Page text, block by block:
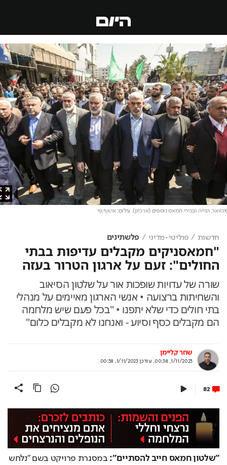
הנייה ובכירי חמאס נוספים (ארכיון). צילום: אי.אף.פי
חדשות פוליטי-מדיני פלשתינים
"חמאסניקים מקבלים עדיפות בבתי
החולים": זעם על ארגון הטרור בעזה
שורה של עדויות שופכות אור על שלטון הסיאוב
והשחיתות ברצועה • אנשי הארגון מאיימים על מנהלי
בתי חולים כדי שלא יתפנו • "בכל פעם שיש מלחמה
הם מקבלים כסף וסיוע - ואנחנו לא מקבלים כלום"
שחר קליימן
1/11/2023, 00:38
,עודכן1/11/2023, 00:38
82
"שלטון חמאס חייב להסתיים":
במסגרת פרויקט בשם "נלחש